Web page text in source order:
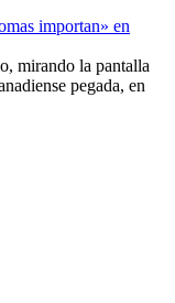
importan» en